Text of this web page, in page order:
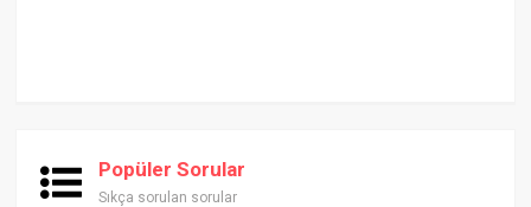
Popüler Sorular
Sıkça sorulan sorular